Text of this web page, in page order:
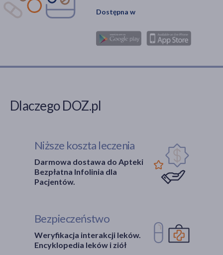
Dostępna w
Dlaczego DOZ.pl
Niższe koszta leczenia
Darmowa dostawa do Apteki
Bezpłatna Infolinia dla
Pacjentów.
Bezpieczeństwo
Weryfikacja interakcji leków.
Encyklopedia leków i ziół